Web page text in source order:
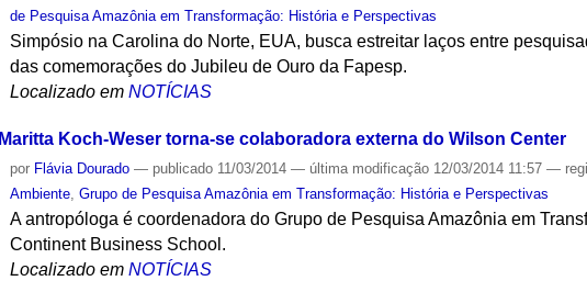
de Pesquisa Amazônia em Transformação: História e Perspectivas
Simpósio na Carolina do Norte, EUA, busca estreitar laços entre
das comemorações do Jubileu de Ouro da Fapesp.
Localizado em NOTÍCIAS
Maritta Koch-Weser torna-se colaboradora externa do Wilson Center
por Flávia Dourado — publicado 11/03/2014— última modificação 12/03/2014 11:57—
Ambiente ,Grupo de Pesquisa Amazônia em Transformação: História e Perspectivas
A antropóloga é coordenadora do Grupo de Pesquisa Amazônia em
Continent Business School.
Localizado em NOTÍCIAS